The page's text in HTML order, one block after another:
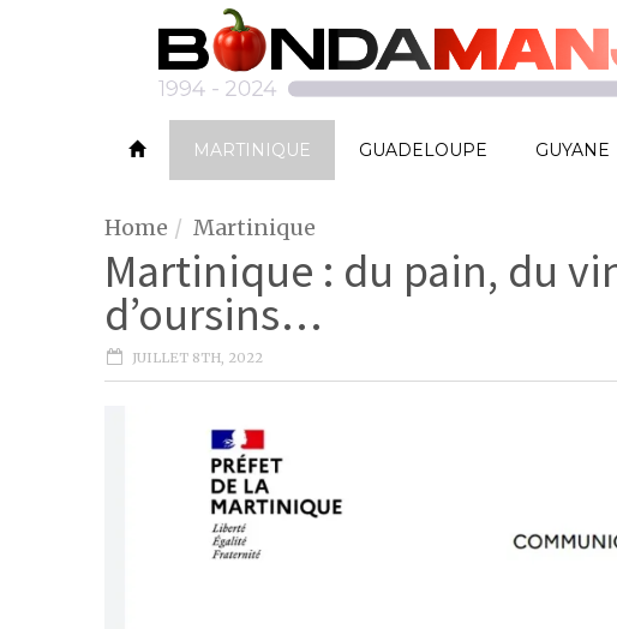
MARTINIQUE GUADELOUPE GUYANE
Home Martinique
Martinique : du pain, du
d’oursins…
JUILLET 8TH, 2022